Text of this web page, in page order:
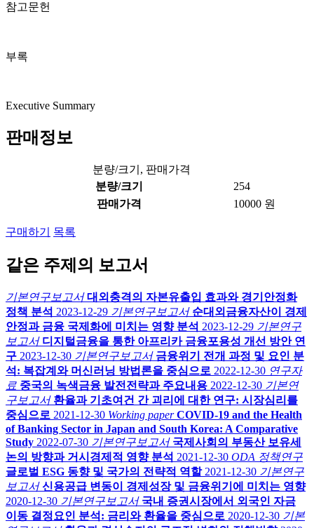
참고문헌
부록
Executive Summary
판매정보
분량/크기, 판매가격
분량/크기
254
판매가격
10000 원
구매하기 목록
같은 주제의 보고서
기본연구보고서 대외충격의 자본유출입 효과와 경기안정화
정책 분석 2023-12-29 기본연구보고서 순대외금융자산이 경제
안정과 금융 국제화에 미치는 영향 분석 2023-12-29 기본연구
보고서 디지털금융을 통한 아프리카 금융포용성 개선 방안 연
구 2023-12-30 기본연구보고서 금융위기 전개 과정 및 요인 분
석: 복잡계와 머신러닝 방법론을 중심으로 2022-12-30 연구자
료 중국의 녹색금융 발전전략과 주요내용 2022-12-30 기본연
구보고서 환율과 기초여건 간 괴리에 대한 연구: 시장심리를
중심으로 2021-12-30 Working paper COVID-19 and the Health
of Banking Sector in Japan and South Korea: A Comparative
Study 2022-07-30 기본연구보고서 국제사회의 부동산 보유세
논의 방향과 거시경제적 영향 분석 2021-12-30 ODA 정책연구
글로벌 ESG 동향 및 국가의 전략적 역할 2021-12-30 기본연구
보고서 신용공급 변동이 경제성장 및 금융위기에 미치는 영향
2020-12-30 기본연구보고서 국내 증권시장에서 외국인 자금
이동 결정요인 분석: 금리와 환율을 중심으로 2020-12-30 기본